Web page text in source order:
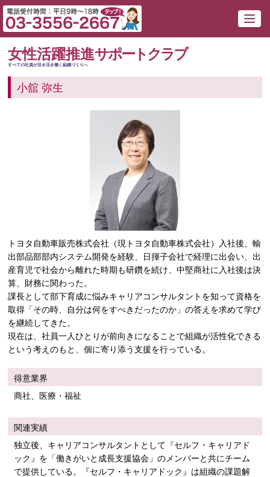
女性活躍推進サポートクラブ
すべての社員が活き活き働く組織づくりへ
小舘 弥生
トヨタ自動車販売株式会社（現トヨタ自動車株式会社）入社後、輸
出部品部部内システム開発を経験、日揮子会社で経理に出会い、出
産育児で社会から離れた時期も研鑽を続け、中堅商社に入社後は決
算、財務に関わった。
課長として部下育成に悩みキャリアコンサルタントを知って資格を
取得「その時、自分は何をすべきだったのか」の答えを求めて学び
を継続してきた。
現在は、社員一人ひとりが前向きになることで組織が活性化できる
という考えのもと、個に寄り添う支援を行っている。
得意業界
商社、医療・福祉
関連実績
独立後、キャリアコンサルタントとして『セルフ・キャリアド
ック』を「働きがいと成長支援協会」のメンバーと共にチーム
で提供している。『セルフ・キャリアドック』は組織の課題解